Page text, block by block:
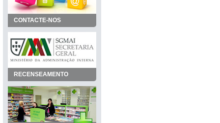
CONTACTE-NOS
RECENSEAMENTO